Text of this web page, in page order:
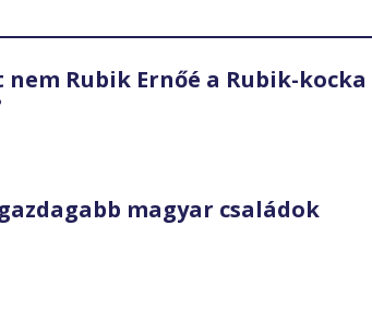
Rubik Ernőé a Rubik-kocka
magyar családok